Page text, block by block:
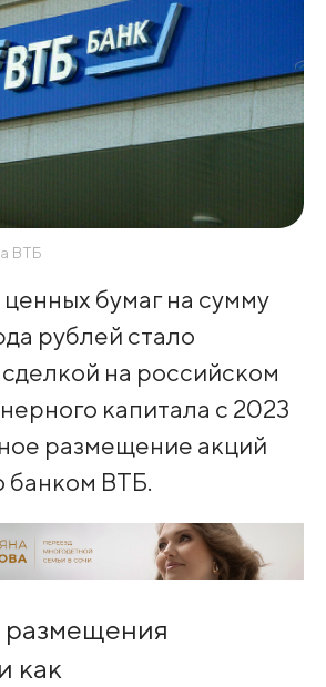
ВТБ
бумаг на сумму
рублей стало
на российском
капитала с 2023
размещение акций
банком ВТБ.
размещения
как